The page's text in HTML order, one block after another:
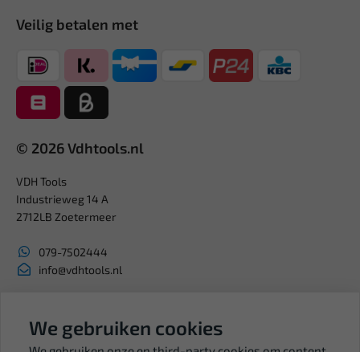
Veilig betalen met
© 2026 Vdhtools.nl
VDH Tools
Industrieweg 14 A
2712LB Zoetermeer
079-7502444
info@vdhtools.nl
BTW: NL819958657B01
We gebruiken cookies